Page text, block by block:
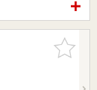
お気に入
りに追加